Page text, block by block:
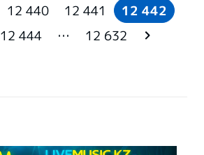
12 440 12 441
12 442
12 444 … 12 632